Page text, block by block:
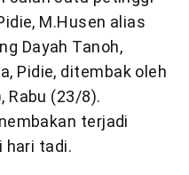
M.Husen alias
Dayah Tanoh,
Pidie, ditembak oleh
Rabu (23/8).
terjadi
hari tadi.